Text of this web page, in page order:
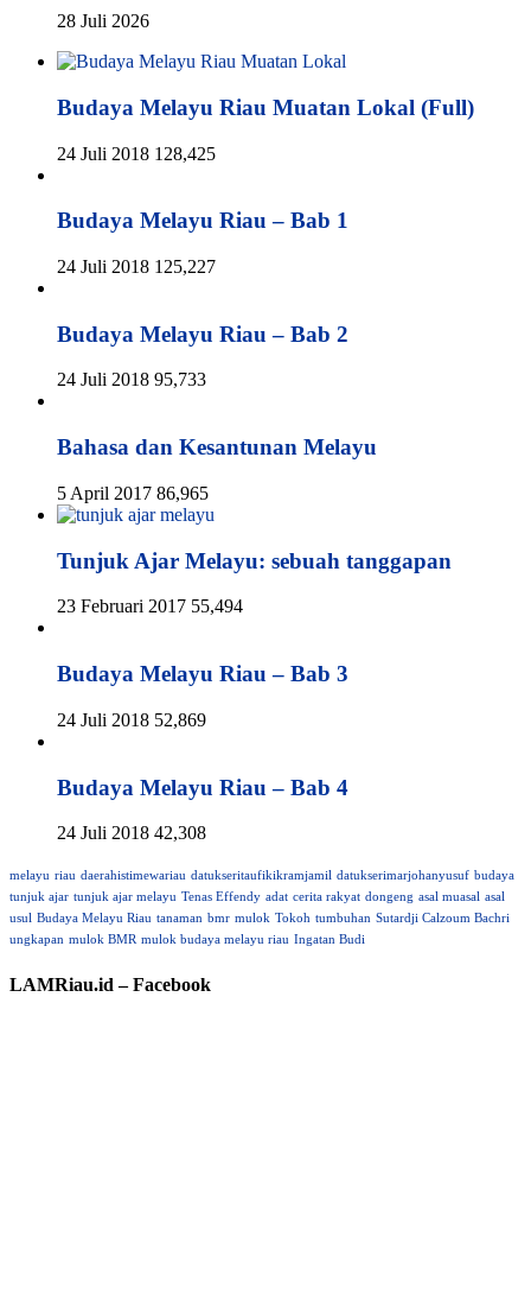
28 Juli 2026
Budaya Melayu Riau Muatan Lokal (Full)
24 Juli 2018 128,425
Budaya Melayu Riau – Bab 1
24 Juli 2018 125,227
Budaya Melayu Riau – Bab 2
24 Juli 2018 95,733
Bahasa dan Kesantunan Melayu
5 April 2017 86,965
Tunjuk Ajar Melayu: sebuah tanggapan
23 Februari 2017 55,494
Budaya Melayu Riau – Bab 3
24 Juli 2018 52,869
Budaya Melayu Riau – Bab 4
24 Juli 2018 42,308
melayu riau daerahistimewariau datukseritaufikikramjamil datukserimarjohanyusuf budaya
tunjuk ajar tunjuk ajar melayu Tenas Effendy adat cerita rakyat dongeng asal muasal asal
usul Budaya Melayu Riau tanaman bmr mulok Tokoh tumbuhan Sutardji Calzoum Bachri
ungkapan mulok BMR mulok budaya melayu riau Ingatan Budi
LAMRiau.id – Facebook